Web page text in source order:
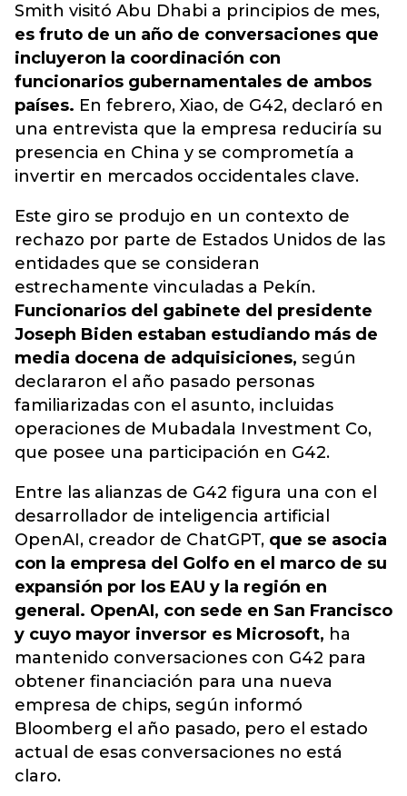
Smith visitó Abu Dhabi a principios de mes,
es fruto de un año de conversaciones que
incluyeron la coordinación con
funcionarios gubernamentales de ambos
países. En febrero, Xiao, de G42, declaró en
una entrevista que la empresa reduciría su
presencia en China y se comprometía a
invertir en mercados occidentales clave.
Este giro se produjo en un contexto de
rechazo por parte de Estados Unidos de las
entidades que se consideran
estrechamente vinculadas a Pekín.
Funcionarios del gabinete del presidente
Joseph Biden estaban estudiando más de
media docena de adquisiciones, según
declararon el año pasado personas
familiarizadas con el asunto, incluidas
operaciones de Mubadala Investment Co,
que posee una participación en G42.
Entre las alianzas de G42 figura una con el
desarrollador de inteligencia artificial
OpenAI, creador de ChatGPT, que se asocia
con la empresa del Golfo en el marco de su
expansión por los EAU y la región en
general. OpenAI, con sede en San Francisco
y cuyo mayor inversor es Microsoft, ha
mantenido conversaciones con G42 para
obtener financiación para una nueva
empresa de chips, según informó
Bloomberg el año pasado, pero el estado
actual de esas conversaciones no está
claro.